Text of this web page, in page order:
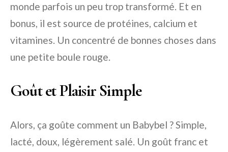
monde parfois un peu trop transformé. Et en
bonus, il est source de protéines, calcium et
vitamines. Un concentré de bonnes choses dans
une petite boule rouge.
Goût et Plaisir Simple
Alors, ça goûte comment un Babybel ? Simple,
lacté, doux, légèrement salé. Un goût franc et